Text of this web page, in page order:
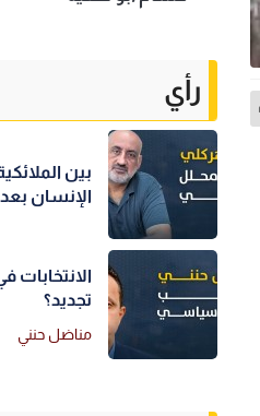
رأي
بين
الإنسان
الانتخابات
تجديد؟
مناضل حنني